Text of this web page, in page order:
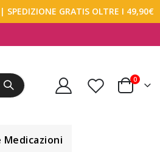
| SPEDIZIONE GRATIS OLTRE I 49,90€
Carrello
0
Medicazioni